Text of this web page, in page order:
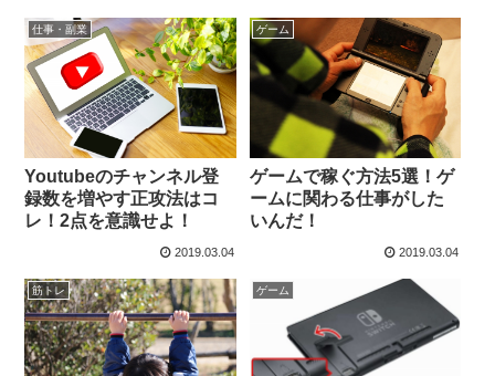
仕事・副業
Youtubeのチャンネル登
録数を増やす正攻法はコ
レ！2点を意識せよ！
2019.03.04
ゲーム
ゲームで稼ぐ方法5選！ゲ
ームに関わる仕事がした
いんだ！
2019.03.04
筋トレ ゲーム